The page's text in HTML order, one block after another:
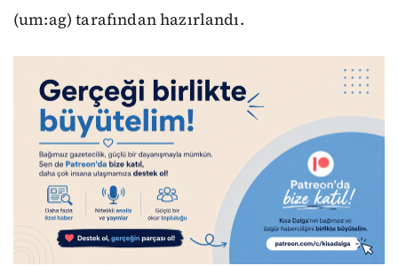
(um:ag) tarafından hazırlandı.